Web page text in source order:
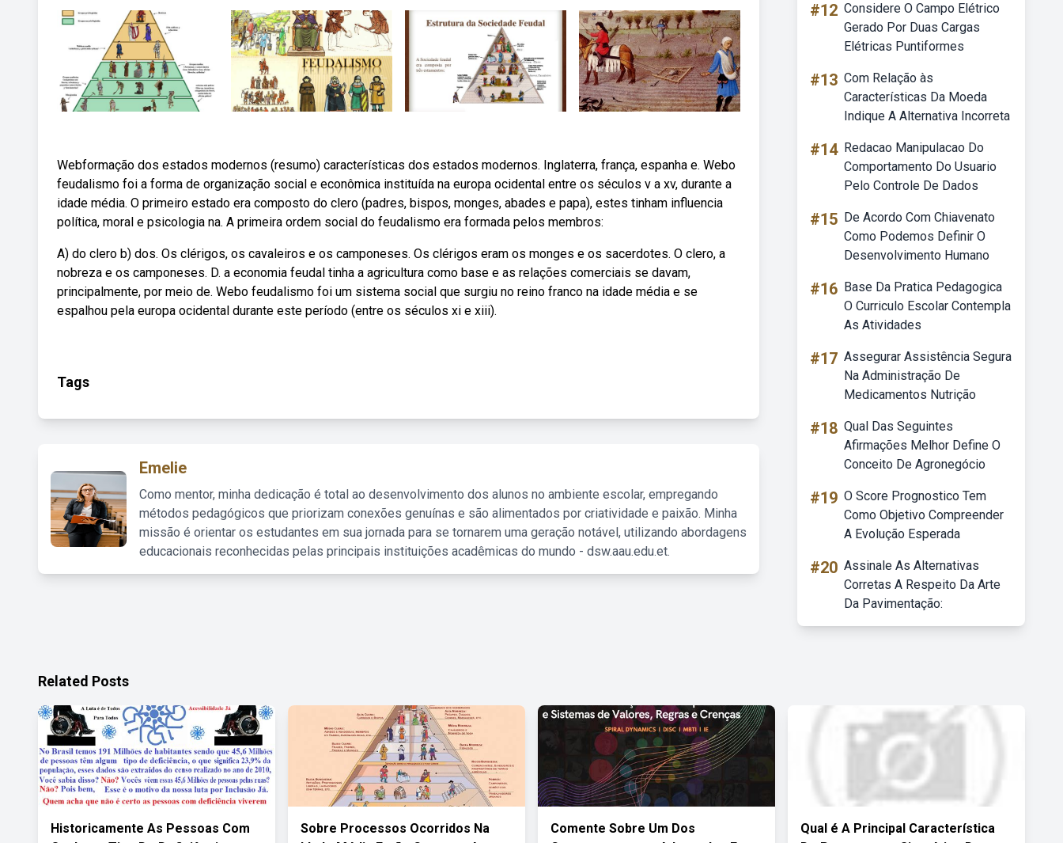
Webformação dos estados modernos (resumo) características dos estados modernos. Inglaterra, frança, espanha e. Webo
feudalismo foi a forma de organização social e econômica instituída na europa ocidental entre os séculos v a xv, durante a
idade média. O primeiro estado era composto do clero (padres, bispos, monges, abades e papa), estes tinham influencia
política, moral e psicologia na. A primeira ordem social do feudalismo era formada pelos membros:
A) do clero b) dos. Os clérigos, os cavaleiros e os camponeses. Os clérigos eram os monges e os sacerdotes. O clero, a
nobreza e os camponeses. D. a economia feudal tinha a agricultura como base e as relações comerciais se davam,
principalmente, por meio de. Webo feudalismo foi um sistema social que surgiu no reino franco na idade média e se
espalhou pela europa ocidental durante este período (entre os séculos xi e xiii).
Tags
Emelie
Como mentor, minha dedicação é total ao desenvolvimento dos alunos no ambiente escolar, empregando
métodos pedagógicos que priorizam conexões genuínas e são alimentados por criatividade e paixão. Minha
missão é orientar os estudantes em sua jornada para se tornarem uma geração notável, utilizando abordagens
educacionais reconhecidas pelas principais instituições acadêmicas do mundo - dsw.aau.edu.et.
#12 Considere O Campo Elétrico
Gerado Por Duas Cargas
Elétricas Puntiformes
#13 Com Relação às
Características Da Moeda
Indique A Alternativa Incorreta
#14 Redacao Manipulacao Do
Comportamento Do Usuario
Pelo Controle De Dados
#15 De Acordo Com Chiavenato
Como Podemos Definir O
Desenvolvimento Humano
#16 Base Da Pratica Pedagogica
O Curriculo Escolar Contempla
As Atividades
#17 Assegurar Assistência Segura
Na Administração De
Medicamentos Nutrição
#18 Qual Das Seguintes
Afirmações Melhor Define O
Conceito De Agronegócio
#19 O Score Prognostico Tem
Como Objetivo Compreender
A Evolução Esperada
#20 Assinale As Alternativas
Corretas A Respeito Da Arte
Da Pavimentação:
Related Posts
Historicamente As Pessoas Com
Sobre Processos Ocorridos Na
Comente Sobre Um Dos
Qual é A Principal Característica